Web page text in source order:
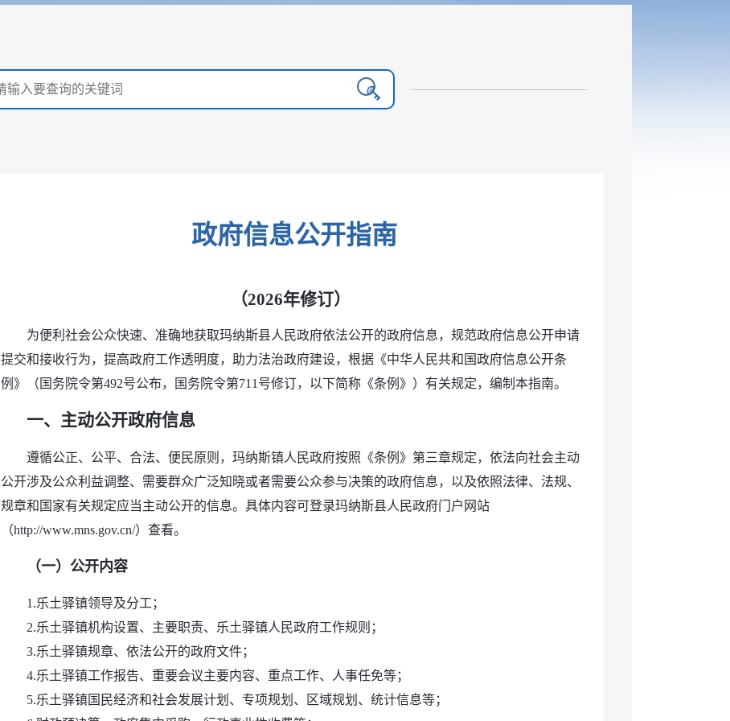
政府信息公开指南
（2026年修订）
为便利社会公众快速、准确地获取玛纳斯县人民政府依法公开的政府信息，规范政府信息公开申请
提交和接收行为，提高政府工作透明度，助力法治政府建设，根据《中华人民共和国政府信息公开条
例》（国务院令第492号公布，国务院令第711号修订，以下简称《条例》）有关规定，编制本指南。
一、主动公开政府信息
遵循公正、公平、合法、便民原则，玛纳斯镇人民政府按照《条例》第三章规定，依法向社会主动
公开涉及公众利益调整、需要群众广泛知晓或者需要公众参与决策的政府信息，以及依照法律、法规、
规章和国家有关规定应当主动公开的信息。具体内容可登录玛纳斯县人民政府门户网站
（http://www.mns.gov.cn/）查看。
（一）公开内容
1.乐土驿镇领导及分工；
2.乐土驿镇机构设置、主要职责、乐土驿镇人民政府工作规则；
3.乐土驿镇规章、依法公开的政府文件；
4.乐土驿镇工作报告、重要会议主要内容、重点工作、人事任免等；
5.乐土驿镇国民经济和社会发展计划、专项规划、区域规划、统计信息等；